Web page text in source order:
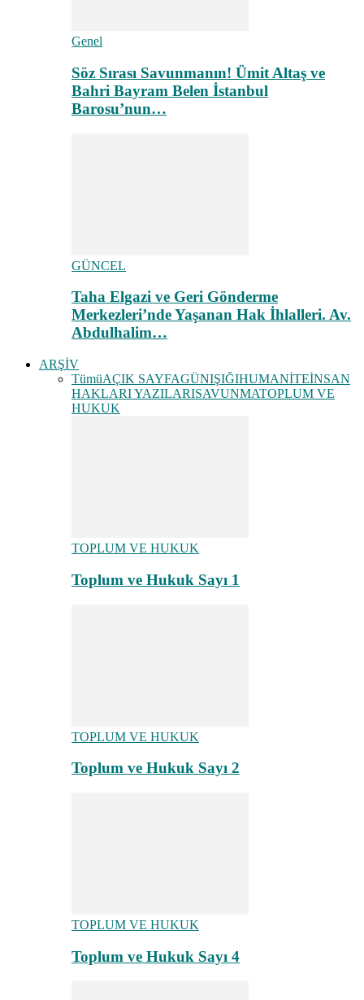
Genel
Söz Sırası Savunmanın! Ümit Altaş ve
Bahri Bayram Belen İstanbul
Barosu’nun…
GÜNCEL
Taha Elgazi ve Geri Gönderme
Merkezleri’nde Yaşanan Hak İhlalleri. Av.
Abdulhalim…
ARŞİV
TümüAÇIK SAYFAGÜNIŞIĞIHUMANİTEİNSAN
HAKLARI YAZILARISAVUNMATOPLUM VE
HUKUK
TOPLUM VE HUKUK
Toplum ve Hukuk Sayı 1
TOPLUM VE HUKUK
Toplum ve Hukuk Sayı 2
TOPLUM VE HUKUK
Toplum ve Hukuk Sayı 4